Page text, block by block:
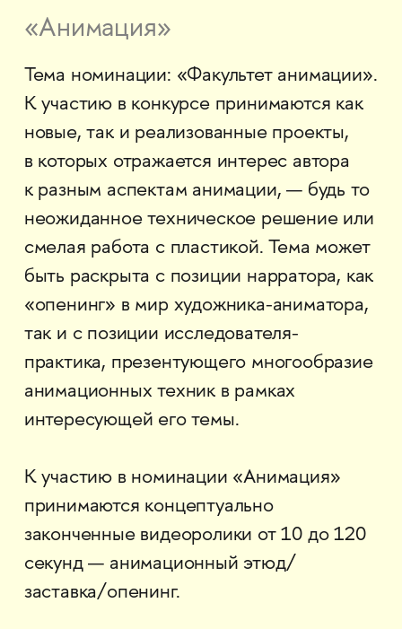
«Анимация»
Тема номинации: «Факультет анимации».
К участию в конкурсе принимаются как
новые, так и реализованные проекты,
в которых отражается интерес автора
к разным аспектам анимации, — будь то
неожиданное техническое решение или
смелая работа с пластикой. Тема может
быть раскрыта с позиции нарратора, как
«опенинг» в мир художника-аниматора,
так и с позиции исследователя-
практика, презентующего многообразие
анимационных техник в рамках
интересующей его темы.
К участию в номинации «Анимация»
принимаются концептуально
законченные видеоролики от 10 до 120
секунд — анимационный этюд/
заставка/опенинг.